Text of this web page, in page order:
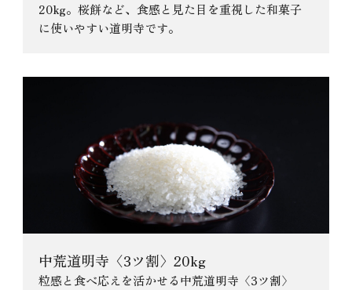
20kg。桜餅など、食感と見た目を重視した和菓子
に使いやすい道明寺です。
中荒道明寺〈3ツ割〉20kg
粒感と食べ応えを活かせる中荒道明寺〈3ツ割〉